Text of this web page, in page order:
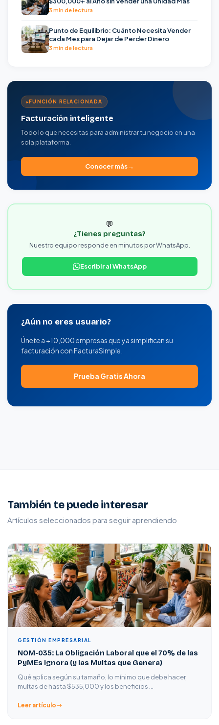
3 min de lectura
Punto de Equilibrio: Cuánto Necesita Vender
cada Mes para Dejar de Perder Dinero
3 min de lectura
FUNCIÓN RELACIONADA
Facturación inteligente
Todo lo que necesitas para administrar tu negocio en una
sola plataforma.
Conocer más
💬
¿Tienes preguntas?
Nuestro equipo responde en minutos por WhatsApp.
Escribir al WhatsApp
¿Aún no eres usuario?
Únete a +10,000 empresas que ya simplifican su
facturación con FacturaSimple.
Prueba Gratis Ahora
También te puede interesar
Artículos seleccionados para seguir aprendiendo
GESTIÓN EMPRESARIAL
NOM-035: La Obligación Laboral que el 70% de las
PyMEs Ignora (y las Multas que Genera)
Qué aplica según su tamaño, lo mínimo que debe hacer,
multas de hasta $535,000 y los beneficios …
Leer artículo